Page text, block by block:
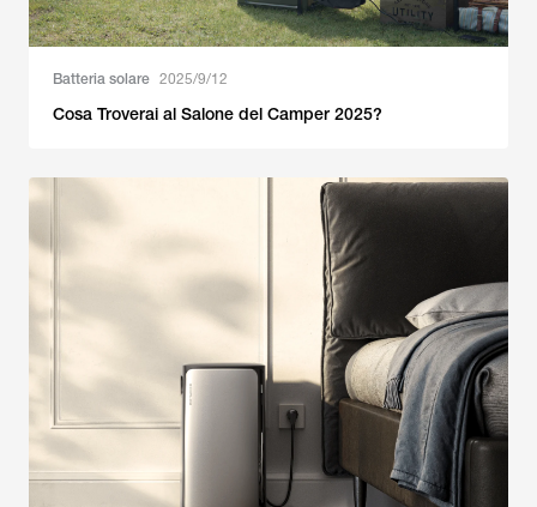
Batteria solare 2025/9/12
Cosa Troverai al Salone del Camper 2025?